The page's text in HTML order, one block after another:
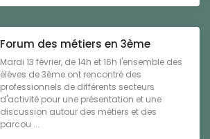
Forum des métiers en 3ème
Mardi 13 février, de 14h et 16h l'ensemble des
élèves de 3ème ont rencontré des
professionnels de différents secteurs
d'activité pour une présentation et une
discussion autour des métiers et des
parcou ...